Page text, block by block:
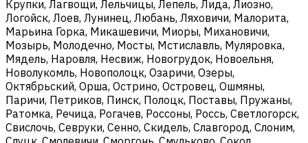
Крупки, Лагвощи, Лельчицы, Лепель, Лида, Лиозно,
Логойск, Лоев, Лунинец, Любань, Ляховичи, Малорита,
Марьина Горка, Микашевичи, Миоры, Михановичи,
Мозырь, Молодечно, Мосты, Мстиславль, Муляровка,
Мядель, Наровля, Несвиж, Новогрудок, Новоельня,
Новолукомль, Новополоцк, Озаричи, Озеры,
Октябрьский, Орша, Острино, Островец, Ошмяны,
Паричи, Петриков, Пинск, Полоцк, Поставы, Пружаны,
Ратомка, Речица, Рогачев, Россоны, Россь, Светлогорск,
Свислочь, Севруки, Сенно, Скидель, Славгород, Слоним,